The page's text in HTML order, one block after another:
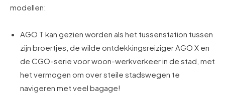
modellen:
AGO T kan gezien worden als het tussenstation tussen
zijn broertjes, de wilde ontdekkingsreiziger AGO X en
de CGO-serie voor woon-werkverkeer in de stad, met
het vermogen om over steile stadswegen te
navigeren met veel bagage!